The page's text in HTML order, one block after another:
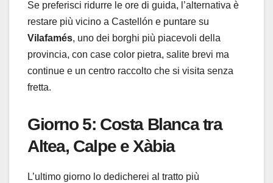
Se preferisci ridurre le ore di guida, l’alternativa è
restare più vicino a Castellón e puntare su
Vilafamés, uno dei borghi più piacevoli della
provincia, con case color pietra, salite brevi ma
continue e un centro raccolto che si visita senza
fretta.
Giorno 5: Costa Blanca tra
Altea, Calpe e Xàbia
L’ultimo giorno lo dedicherei al tratto più